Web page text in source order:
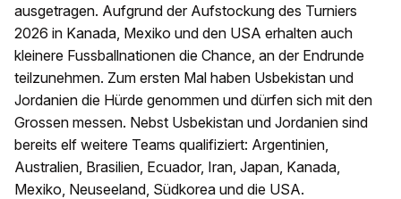
ausgetragen. Aufgrund der Aufstockung des Turniers
2026 in Kanada, Mexiko und den USA erhalten auch
kleinere Fussballnationen die Chance, an der Endrunde
teilzunehmen. Zum ersten Mal haben Usbekistan und
Jordanien die Hürde genommen und dürfen sich mit den
Grossen messen. Nebst Usbekistan und Jordanien sind
bereits elf weitere Teams qualifiziert: Argentinien,
Australien, Brasilien, Ecuador, Iran, Japan, Kanada,
Mexiko, Neuseeland, Südkorea und die USA.